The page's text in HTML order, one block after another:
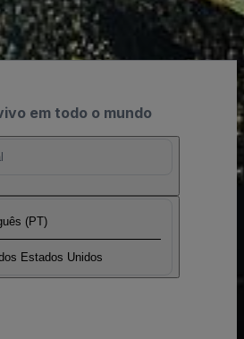
em todo o mundo
(PT)
Estados Unidos